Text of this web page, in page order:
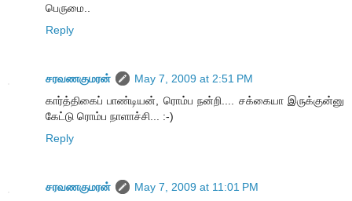
பெருமை..
Reply
சரவணகுமரன்
May 7, 2009 at 2:51 PM
கார்த்திகைப் பாண்டியன், ரொம்ப நன்றி.... சக்கையா இருக்குன்னு
கேட்டு ரொம்ப நாளாச்சி... :-)
Reply
சரவணகுமரன்
May 7, 2009 at 11:01 PM